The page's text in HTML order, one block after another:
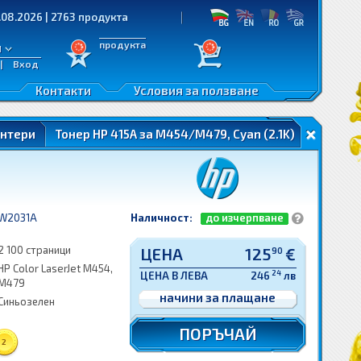
| 2763 продукта
Вход
продукта
Условия за ползване
Контакти
Тонер HP 415A за M454/M479, Cyan (2.1K)
100 страници
Color LaserJet M454,
2
Наличност: до изчерпване
ЦЕНА 12590 €
ЦЕНА В ЛЕВА 246 24 лв
начини за плащане
ПОРЪЧАЙ